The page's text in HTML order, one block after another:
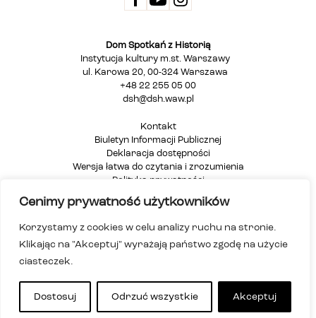
Cenimy prywatność użytkowników
Korzystamy z cookies w celu analizy ruchu na stronie.
Klikając na "Akceptuj" wyrażają państwo zgodę na użycie
ciasteczek.
Dostosuj Odrzuć wszystkie Akceptuj
Dom Spotkań z Historią
Instytucja kultury m.st. Warszawy
ul. Karowa 20, 00-324 Warszawa
+48 22 255 05 00
dsh@dsh.waw.pl
Kontakt
Biuletyn Informacji Publicznej
Deklaracja dostępności
Wersja łatwa do czytania i zrozumienia
Polityka prywatności
Mapa strony